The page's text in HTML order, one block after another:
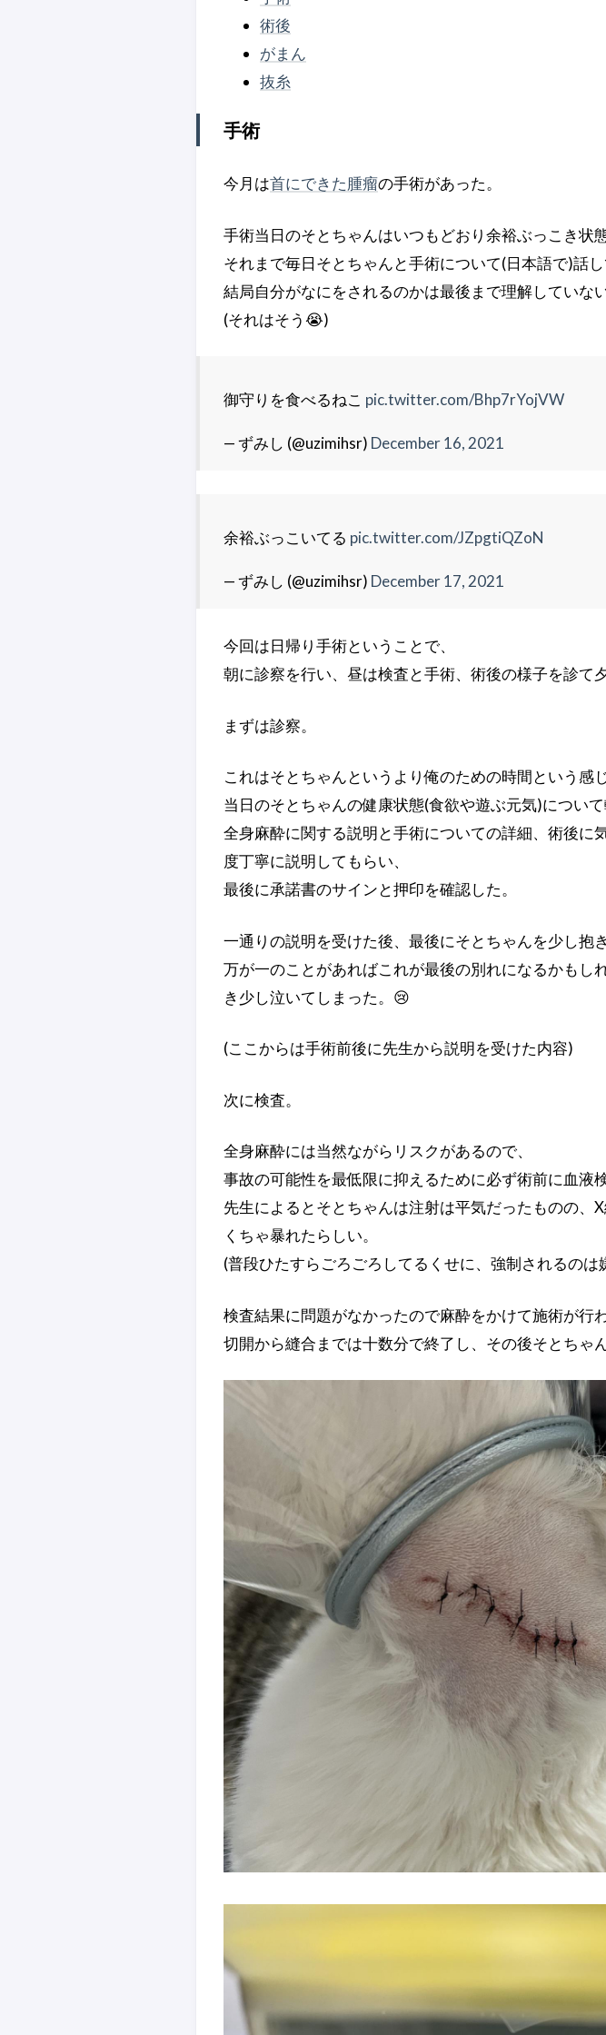
術後
がまん
抜糸
手術
今月は首にできた腫瘤の手術があった。
手術当日のそとちゃんはいつもどおり余裕ぶっこき状態
それまで毎日そとちゃんと手術について(日本語で)話し
結局自分がなにをされるのかは最後まで理解していな
(それはそう😭)
御守りを食べるねこ pic.twitter.com/Bhp7rYojVW
— ずみし (@uzimihsr) December 16, 2021
余裕ぶっこいてる pic.twitter.com/JZpgtiQZoN
— ずみし (@uzimihsr) December 17, 2021
今回は日帰り手術ということで、
朝に診察を行い、昼は検査と手術、術後の様子を診て
まずは診察。
これはそとちゃんというより俺のための時間という感じ
当日のそとちゃんの健康状態(食欲や遊ぶ元気)について
全身麻酔に関する説明と手術についての詳細、術後に
度丁寧に説明してもらい、
最後に承諾書のサインと押印を確認した。
一通りの説明を受けた後、最後にそとちゃんを少し抱
万が一のことがあればこれが最後の別れになるかもし
き少し泣いてしまった。😢
(ここからは手術前後に先生から説明を受けた内容)
次に検査。
全身麻酔には当然ながらリスクがあるので、
事故の可能性を最低限に抑えるために必ず術前に血液
先生によるとそとちゃんは注射は平気だったものの、
くちゃ暴れたらしい。
(普段ひたすらごろごろしてるくせに、強制されるのは
検査結果に問題がなかったので麻酔をかけて施術が行わ
切開から縫合までは十数分で終了し、その後そとちゃ